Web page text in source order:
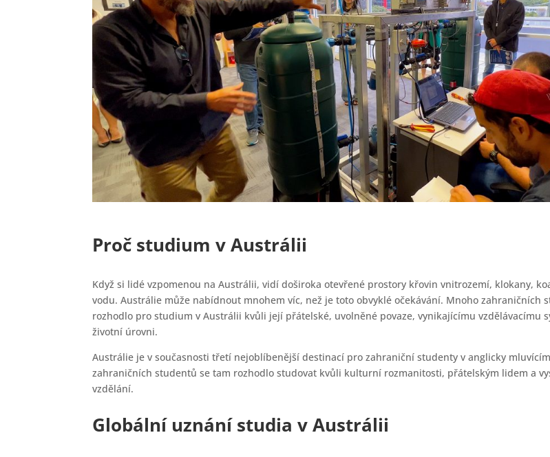
Proč studium v Austrálii
Když si lidé vzpomenou na Austrálii, vidí doširoka otevřené prostory křovin vnitrozemí, klokany,
vodu. Austrálie může nabídnout mnohem víc, než je toto obvyklé očekávání. Mnoho zahraničních
rozhodlo pro studium v Austrálii kvůli její přátelské, uvolněné povaze, vynikajícímu vzdělávacímu
životní úrovni.
Austrálie je v současnosti třetí nejoblíbenější destinací pro zahraniční studenty v anglicky
zahraničních studentů se tam rozhodlo studovat kvůli kulturní rozmanitosti, přátelským lidem a
vzdělání.
Globální uznání studia v Austrálii